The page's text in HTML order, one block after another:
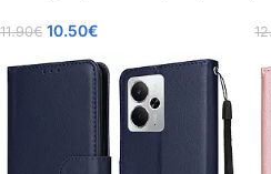
στήριξης από σκλήρό Premium
TPU μπλε
11.90€ 10.50€